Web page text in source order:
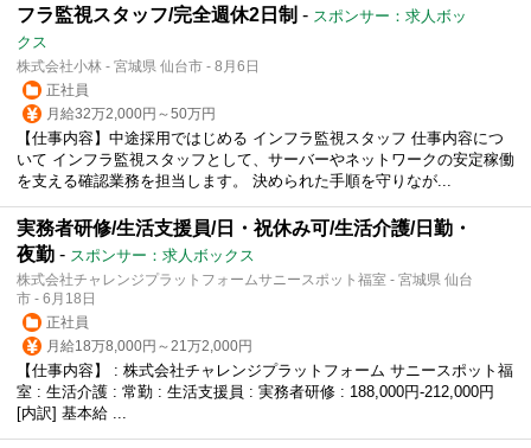
フラ監視スタッフ/完全週休2日制 - スポンサー：求人ボッ
クス
株式会社小林 - 宮城県 仙台市 - 8月6日
正社員
月給32万2,000円～50万円
【仕事内容】中途採用ではじめる インフラ監視スタッフ 仕事内容につ
いて インフラ監視スタッフとして、サーバーやネットワークの安定稼働
を支える確認業務を担当します。 決められた手順を守りなが...
実務者研修/生活支援員/日・祝休み可/生活介護/日勤・
夜勤 - スポンサー：求人ボックス
株式会社チャレンジプラットフォームサニースポット福室 - 宮城県 仙台
市 - 6月18日
正社員
月給18万8,000円～21万2,000円
【仕事内容】 : 株式会社チャレンジプラットフォーム サニースポット福
室 : 生活介護 : 常勤 : 生活支援員 : 実務者研修 : 188,000円-212,000円
[内訳] 基本給 ...